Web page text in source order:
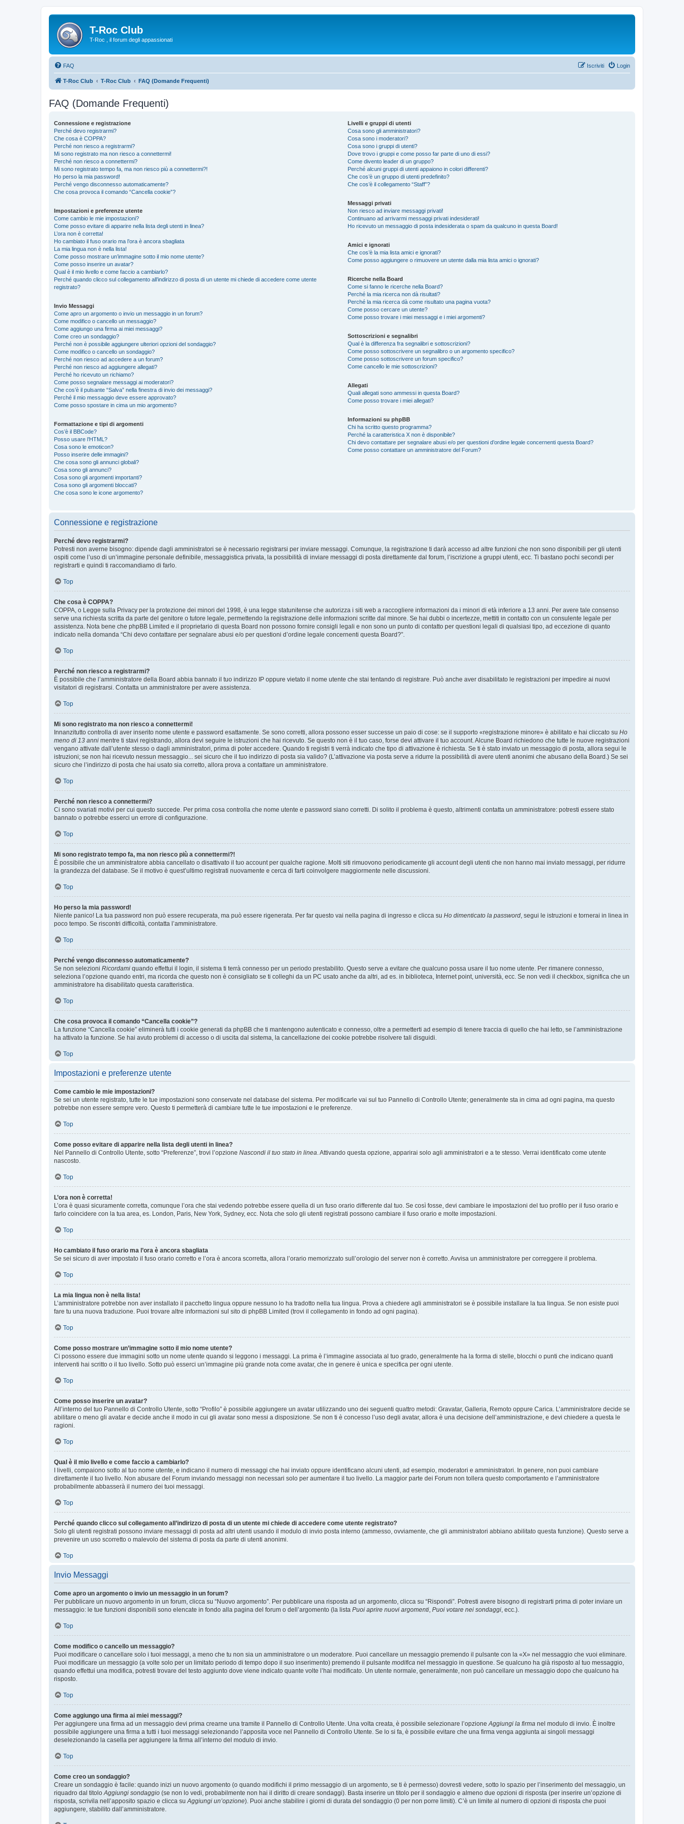
T-Roc Club
T-Roc , il forum degli appassionati
FAQ Login
Iscriviti
T-Roc Club T-Roc Club FAQ (Domande Frequenti)
FAQ (Domande Frequenti)
Connessione e registrazione
Perché devo registrarmi?
Che cosa è COPPA?
Perché non riesco a registrarmi?
Mi sono registrato ma non riesco a connettermi!
Perché non riesco a connettermi?
Mi sono registrato tempo fa, ma non riesco più a connettermi?!
Ho perso la mia password!
Perché vengo disconnesso automaticamente?
Che cosa provoca il comando “Cancella cookie”?
Impostazioni e preferenze utente
Come cambio le mie impostazioni?
Come posso evitare di apparire nella lista degli utenti in linea?
L’ora non è corretta!
Ho cambiato il fuso orario ma l’ora è ancora sbagliata
La mia lingua non è nella lista!
Come posso mostrare un’immagine sotto il mio nome utente?
Come posso inserire un avatar?
Qual è il mio livello e come faccio a cambiarlo?
Perché quando clicco sul collegamento all’indirizzo di posta di un utente mi chiede di accedere come utente
registrato?
Invio Messaggi
Come apro un argomento o invio un messaggio in un forum?
Come modifico o cancello un messaggio?
Come aggiungo una firma ai miei messaggi?
Come creo un sondaggio?
Perché non è possibile aggiungere ulteriori opzioni del sondaggio?
Come modifico o cancello un sondaggio?
Perché non riesco ad accedere a un forum?
Perché non riesco ad aggiungere allegati?
Perché ho ricevuto un richiamo?
Come posso segnalare messaggi ai moderatori?
Che cos’è il pulsante “Salva” nella finestra di invio dei messaggi?
Perché il mio messaggio deve essere approvato?
Come posso spostare in cima un mio argomento?
Formattazione e tipi di argomenti
Cos’è il BBCode?
Posso usare l’HTML?
Cosa sono le emoticon?
Posso inserire delle immagini?
Che cosa sono gli annunci globali?
Cosa sono gli annunci?
Cosa sono gli argomenti importanti?
Cosa sono gli argomenti bloccati?
Che cosa sono le icone argomento?
Livelli e gruppi di utenti
Cosa sono gli amministratori?
Cosa sono i moderatori?
Cosa sono i gruppi di utenti?
Dove trovo i gruppi e come posso far parte di uno di essi?
Come divento leader di un gruppo?
Perché alcuni gruppi di utenti appaiono in colori differenti?
Che cos’è un gruppo di utenti predefinito?
Che cos’è il collegamento “Staff”?
Messaggi privati
Non riesco ad inviare messaggi privati!
Continuano ad arrivarmi messaggi privati indesiderati!
Ho ricevuto un messaggio di posta indesiderata o spam da qualcuno in questa Board!
Amici e ignorati
Che cos’è la mia lista amici e ignorati?
Come posso aggiungere o rimuovere un utente dalla mia lista amici o ignorati?
Ricerche nella Board
Come si fanno le ricerche nella Board?
Perché la mia ricerca non dà risultati?
Perché la mia ricerca dà come risultato una pagina vuota?
Come posso cercare un utente?
Come posso trovare i miei messaggi e i miei argomenti?
Sottoscrizioni e segnalibri
Qual è la differenza fra segnalibri e sottoscrizioni?
Come posso sottoscrivere un segnalibro o un argomento specifico?
Come posso sottoscrivere un forum specifico?
Come cancello le mie sottoscrizioni?
Allegati
Quali allegati sono ammessi in questa Board?
Come posso trovare i miei allegati?
Informazioni su phpBB
Chi ha scritto questo programma?
Perché la caratteristica X non è disponibile?
Chi devo contattare per segnalare abusi e/o per questioni d’ordine legale concernenti questa Board?
Come posso contattare un amministratore del Forum?
Connessione e registrazione
Perché devo registrarmi?
Potresti non averne bisogno: dipende dagli amministratori se è necessario registrarsi per inviare messaggi. Comunque, la registrazione ti darà accesso ad altre funzioni che non sono disponibili per gli utenti
ospiti come l’uso di un’immagine personale definibile, messaggistica privata, la possibilità di inviare messaggi di posta direttamente dal forum, l’iscrizione a gruppi utenti, ecc. Ti bastano pochi secondi per
registrarti e quindi ti raccomandiamo di farlo.
Top
Che cosa è COPPA?
COPPA, o Legge sulla Privacy per la protezione dei minori del 1998, è una legge statunitense che autorizza i siti web a raccogliere informazioni da i minori di età inferiore a 13 anni. Per avere tale consenso
serve una richiesta scritta da parte del genitore o tutore legale, permettendo la registrazione delle informazioni scritte dal minore. Se hai dubbi o incertezze, mettiti in contatto con un consulente legale per
assistenza. Nota bene che phpBB Limited e il proprietario di questa Board non possono fornire consigli legali e non sono un punto di contatto per questioni legali di qualsiasi tipo, ad eccezione di quanto
indicato nella domanda “Chi devo contattare per segnalare abusi e/o per questioni d’ordine legale concernenti questa Board?”.
Top
Perché non riesco a registrarmi?
È possibile che l’amministratore della Board abbia bannato il tuo indirizzo IP oppure vietato il nome utente che stai tentando di registrare. Può anche aver disabilitato le registrazioni per impedire ai nuovi
visitatori di registrarsi. Contatta un amministratore per avere assistenza.
Top
Mi sono registrato ma non riesco a connettermi!
Innanzitutto controlla di aver inserito nome utente e password esattamente. Se sono corretti, allora possono esser successe un paio di cose: se il supporto «registrazione minore» è abilitato e hai cliccato su Ho
meno di 13 anni mentre ti stavi registrando, allora devi seguire le istruzioni che hai ricevuto. Se questo non è il tuo caso, forse devi attivare il tuo account. Alcune Board richiedono che tutte le nuove registrazioni
vengano attivate dall’utente stesso o dagli amministratori, prima di poter accedere. Quando ti registri ti verrà indicato che tipo di attivazione è richiesta. Se ti è stato inviato un messaggio di posta, allora segui le
istruzioni; se non hai ricevuto nessun messaggio... sei sicuro che il tuo indirizzo di posta sia valido? (L’attivazione via posta serve a ridurre la possibilità di avere utenti anonimi che abusano della Board.) Se sei
sicuro che l’indirizzo di posta che hai usato sia corretto, allora prova a contattare un amministratore.
Top
Perché non riesco a connettermi?
Ci sono svariati motivi per cui questo succede. Per prima cosa controlla che nome utente e password siano corretti. Di solito il problema è questo, altrimenti contatta un amministratore: potresti essere stato
bannato o potrebbe esserci un errore di configurazione.
Top
Mi sono registrato tempo fa, ma non riesco più a connettermi?!
È possibile che un amministratore abbia cancellato o disattivato il tuo account per qualche ragione. Molti siti rimuovono periodicamente gli account degli utenti che non hanno mai inviato messaggi, per ridurre
la grandezza del database. Se il motivo è quest’ultimo registrati nuovamente e cerca di farti coinvolgere maggiormente nelle discussioni.
Top
Ho perso la mia password!
Niente panico! La tua password non può essere recuperata, ma può essere rigenerata. Per far questo vai nella pagina di ingresso e clicca su Ho dimenticato la password , segui le istruzioni e tornerai in linea in
poco tempo. Se riscontri difficoltà, contatta l’amministratore.
Top
Perché vengo disconnesso automaticamente?
Se non selezioni Ricordami quando effettui il login, il sistema ti terrà connesso per un periodo prestabilito. Questo serve a evitare che qualcuno possa usare il tuo nome utente. Per rimanere connesso,
seleziona l’opzione quando entri, ma ricorda che questo non è consigliato se ti colleghi da un PC usato anche da altri, ad es. in biblioteca, Internet point, università, ecc. Se non vedi il checkbox, significa che un
amministratore ha disabilitato questa caratteristica.
Top
Che cosa provoca il comando “Cancella cookie”?
La funzione “Cancella cookie” eliminerà tutti i cookie generati da phpBB che ti mantengono autenticato e connesso, oltre a permetterti ad esempio di tenere traccia di quello che hai letto, se l’amministrazione
ha attivato la funzione. Se hai avuto problemi di accesso o di uscita dal sistema, la cancellazione dei cookie potrebbe risolvere tali disguidi.
Top
Impostazioni e preferenze utente
Come cambio le mie impostazioni?
Se sei un utente registrato, tutte le tue impostazioni sono conservate nel database del sistema. Per modificarle vai sul tuo Pannello di Controllo Utente; generalmente sta in cima ad ogni pagina, ma questo
potrebbe non essere sempre vero. Questo ti permetterà di cambiare tutte le tue impostazioni e le preferenze.
Top
Come posso evitare di apparire nella lista degli utenti in linea?
Nel Pannello di Controllo Utente, sotto “Preferenze”, trovi l’opzione Nascondi il tuo stato in linea . Attivando questa opzione, apparirai solo agli amministratori e a te stesso. Verrai identificato come utente
nascosto.
Top
L’ora non è corretta!
L’ora è quasi sicuramente corretta, comunque l’ora che stai vedendo potrebbe essere quella di un fuso orario differente dal tuo. Se così fosse, devi cambiare le impostazioni del tuo profilo per il fuso orario e
farlo coincidere con la tua area, es. London, Paris, New York, Sydney, ecc. Nota che solo gli utenti registrati possono cambiare il fuso orario e molte impostazioni.
Top
Ho cambiato il fuso orario ma l’ora è ancora sbagliata
Se sei sicuro di aver impostato il fuso orario corretto e l’ora è ancora scorretta, allora l’orario memorizzato sull’orologio del server non è corretto. Avvisa un amministratore per correggere il problema.
Top
La mia lingua non è nella lista!
L’amministratore potrebbe non aver installato il pacchetto lingua oppure nessuno lo ha tradotto nella tua lingua. Prova a chiedere agli amministratori se è possibile installare la tua lingua. Se non esiste puoi
fare tu una nuova traduzione. Puoi trovare altre informazioni sul sito di phpBB Limited (trovi il collegamento in fondo ad ogni pagina).
Top
Come posso mostrare un’immagine sotto il mio nome utente?
Ci possono essere due immagini sotto un nome utente quando si leggono i messaggi. La prima è l’immagine associata al tuo grado, generalmente ha la forma di stelle, blocchi o punti che indicano quanti
interventi hai scritto o il tuo livello. Sotto può esserci un’immagine più grande nota come avatar, che in genere è unica e specifica per ogni utente.
Top
Come posso inserire un avatar?
All’interno del tuo Pannello di Controllo Utente, sotto “Profilo” è possibile aggiungere un avatar utilizzando uno dei seguenti quattro metodi: Gravatar, Galleria, Remoto oppure Carica. L’amministratore decide se
abilitare o meno gli avatar e decide anche il modo in cui gli avatar sono messi a disposizione. Se non ti è concesso l’uso degli avatar, allora è una decisione dell’amministrazione, e devi chiedere a questa le
ragioni.
Top
Qual è il mio livello e come faccio a cambiarlo?
I livelli, compaiono sotto al tuo nome utente, e indicano il numero di messaggi che hai inviato oppure identificano alcuni utenti, ad esempio, moderatori e amministratori. In genere, non puoi cambiare
direttamente il tuo livello. Non abusare del Forum inviando messaggi non necessari solo per aumentare il tuo livello. La maggior parte dei Forum non tollera questo comportamento e l’amministratore
probabilmente abbasserà il numero dei tuoi messaggi.
Top
Perché quando clicco sul collegamento all’indirizzo di posta di un utente mi chiede di accedere come utente registrato?
Solo gli utenti registrati possono inviare messaggi di posta ad altri utenti usando il modulo di invio posta interno (ammesso, ovviamente, che gli amministratori abbiano abilitato questa funzione). Questo serve a
prevenire un uso scorretto o malevolo del sistema di posta da parte di utenti anonimi.
Top
Invio Messaggi
Come apro un argomento o invio un messaggio in un forum?
Per pubblicare un nuovo argomento in un forum, clicca su “Nuovo argomento”. Per pubblicare una risposta ad un argomento, clicca su “Rispondi”. Potresti avere bisogno di registrarti prima di poter inviare un
messaggio: le tue funzioni disponibili sono elencate in fondo alla pagina del forum o dell’argomento (la lista Puoi aprire nuovi argomenti Puoi votare nei sondaggi , ecc.).
Top
Come modifico o cancello un messaggio?
Puoi modificare o cancellare solo i tuoi messaggi, a meno che tu non sia un amministratore o un moderatore. Puoi cancellare un messaggio premendo il pulsante con la «X» nel messaggio che vuoi eliminare.
Puoi modificare un messaggio (a volte solo per un limitato periodo di tempo dopo il suo inserimento) premendo il pulsante modifica nel messaggio in questione. Se qualcuno ha già risposto al tuo messaggio,
quando effettui una modifica, potresti trovare del testo aggiunto dove viene indicato quante volte l’hai modificato. Un utente normale, generalmente, non può cancellare un messaggio dopo che qualcuno ha
risposto.
Top
Come aggiungo una firma ai miei messaggi?
Per aggiungere una firma ad un messaggio devi prima crearne una tramite il Pannello di Controllo Utente. Una volta creata, è possibile selezionare l’opzione Aggiungi la firma nel modulo di invio. È inoltre
possibile aggiungere una firma a tutti i tuoi messaggi selezionando l’apposita voce nel Pannello di Controllo Utente. Se lo si fa, è possibile evitare che una firma venga aggiunta ai singoli messaggi
deselezionando la casella per aggiungere la firma all’interno del modulo di invio.
Top
Come creo un sondaggio?
Creare un sondaggio è facile: quando inizi un nuovo argomento (o quando modifichi il primo messaggio di un argomento, se ti è permesso) dovresti vedere, sotto lo spazio per l’inserimento del messaggio, un
riquadro dal titolo Aggiungi sondaggio (se non lo vedi, probabilmente non hai il diritto di creare sondaggi). Basta inserire un titolo per il sondaggio e almeno due opzioni di risposta (per inserire un’opzione di
risposta, scrivila nell’apposito spazio e clicca su Aggiungi un’opzione). Puoi anche stabilire i giorni di durata del sondaggio (0 per non porre limiti). C’è un limite al numero di opzioni di risposta che puoi
aggiungere, stabilito dall’amministratore.